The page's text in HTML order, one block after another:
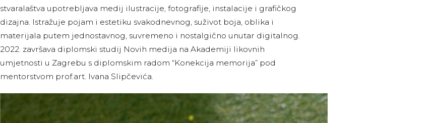
stvaralaštva upotrebljava medij ilustracije, fotografije, instalacije i grafičkog
dizajna. Istražuje pojam i estetiku svakodnevnog, suživot boja, oblika i
materijala putem jednostavnog, suvremeno i nostalgično unutar digitalnog.
2022. završava diplomski studij Novih medija na Akademiji likovnih
umjetnosti u Zagrebu s diplomskim radom “Konekcija memorija” pod
mentorstvom prof.art. Ivana Slipčevića.